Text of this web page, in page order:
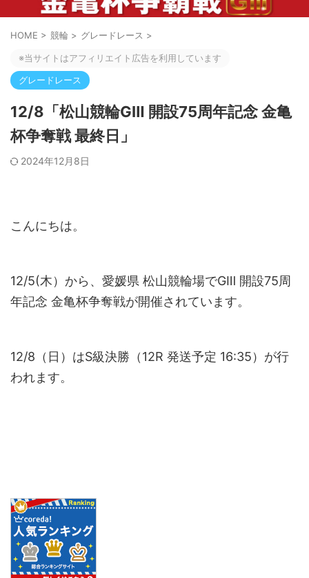
HOME > 競輪 > グレードレース >
※当サイトはアフィリエイト広告を利用しています
グレードレース
12/8「松山競輪GⅢ 開設75周年記念 金亀
杯争奪戦 最終日」
2024年12月8日
こんにちは。
12/5(木）から、愛媛県 松山競輪場でGⅢ 開設75周
年記念 金亀杯争奪戦が開催されています。
12/8（日）はS級決勝（12R 発送予定 16:35）が行
われます。